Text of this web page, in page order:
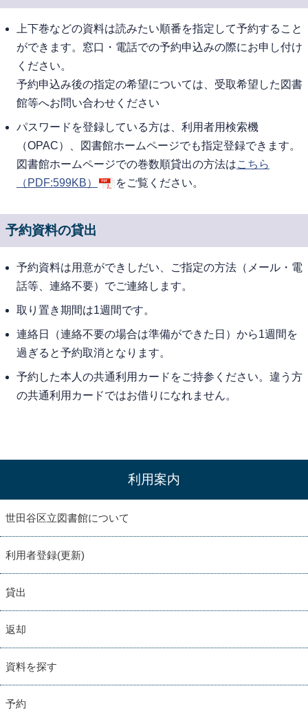
上下巻などの資料は読みたい順番を指定して予約すること
ができます。窓口・電話での予約申込みの際にお申し付け
ください。
予約申込み後の指定の希望については、受取希望した図書
館等へお問い合わせください
パスワードを登録している方は、利用者用検索機
（OPAC）、図書館ホームページでも指定登録できます。
図書館ホームページでの巻数順貸出の方法はこちら
（PDF:599KB）
をご覧ください。
予約資料の貸出
予約資料は用意ができしだい、ご指定の方法（メール・電
話等、連絡不要）でご連絡します。
取り置き期間は1週間です。
連絡日（連絡不要の場合は準備ができた日）から1週間を
過ぎると予約取消となります。
予約した本人の共通利用カードをご持参ください。違う方
の共通利用カードではお借りになれません。
利用案内
世田谷区立図書館について
利用者登録(更新)
貸出
返却
資料を探す
予約